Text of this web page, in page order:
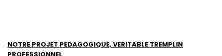
NOTRE PROJET PEDAGOGIQUE, VERITABLE TREMPLIN